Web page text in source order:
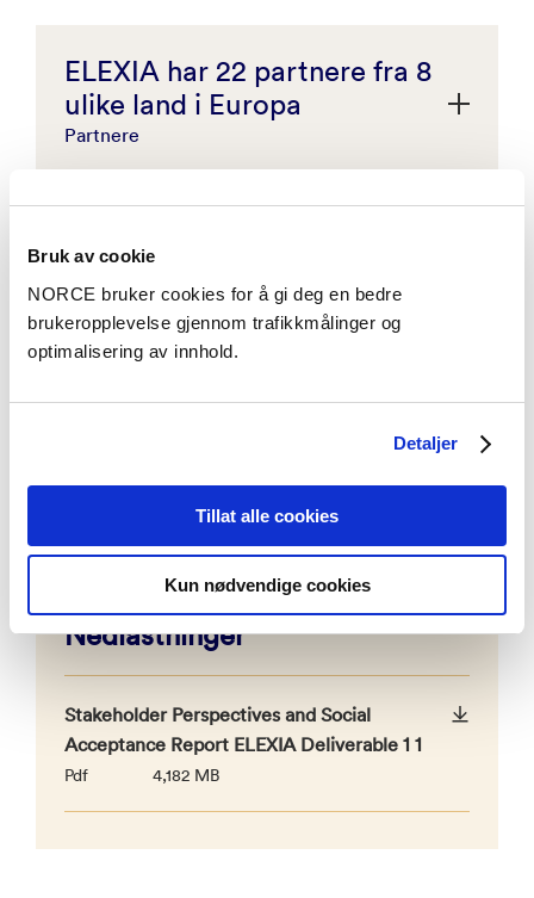
Bruk av cookie
NORCE bruker cookies for å gi deg en bedre
brukeropplevelse gjennom trafikkmålinger og
optimalisering av innhold.
Detaljer
Tillat alle cookies
Kun nødvendige cookies
ELEXIA har 22 partnere fra 8
ulike land i Europa
Partnere
Center Denmark APS EU Digital Innovation
Hub
Hellas : WINGS ICT Solutions; Core Innovation;
Cores Innovation Centres
: NORCE - Norwegian Research Centre;
Innovation
: APS – Administração dos Portos de Sines
e do Algarve, S.A; EDP Labelec
: AMC TECH
forskningsprogram Horizon Europe I&A med
avtalenummer 101075656.
Nedlastninger
Stakeholder Perspectives and Social
Acceptance Report ELEXIA Deliverable 1 1
Pdf 4,182 MB